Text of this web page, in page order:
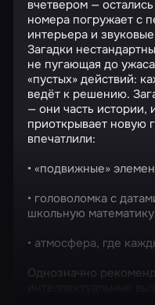
вчетвером —
номера погружает с
интерьера и
Загадки
не пугающая до
«пустых» действий:
ведёт к решению.
— они часть
приоткрывает новую
впечатлили:
• «подвижные»
• головоломка с
школьную
• атмосфера, где
Однозначно